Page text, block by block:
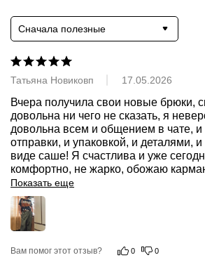
Сначала полезные
Татьяна Новиковп 17.05.2026
Вчера получила свои новые брюки,
довольна ни чего не сказать, я
довольна всем и общением в чате, и
отправки, и упаковкой, и деталями,
виде саше! Я счастлива и уже
комфортно, не жарко, обожаю
Показать еще
Вам помог этот отзыв? 0 0